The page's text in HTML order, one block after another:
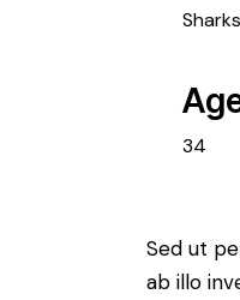
Sharks
34
Sed ut
ab illo